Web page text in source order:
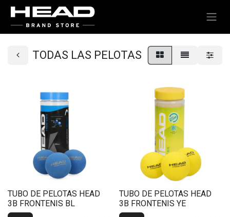
TODAS LAS PELOTAS
TUBO DE PELOTAS HEAD
3B FRONTENIS BL
TUBO DE PELOTAS HEAD
3B FRONTENIS YE